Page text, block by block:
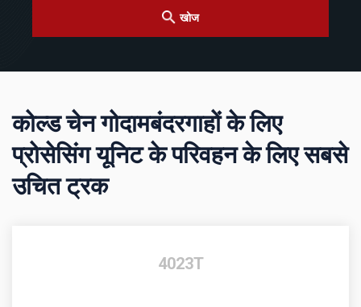
खोज
कोल्ड चेन गोदामबंदरगाहों के लिए
प्रोसेसिंग यूनिट के परिवहन के लिए सबसे
उचित ट्रक
4023T